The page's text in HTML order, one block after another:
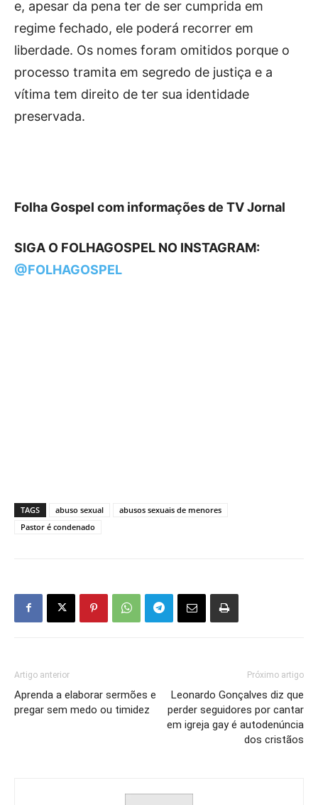
e, apesar da pena ter de ser cumprida em
regime fechado, ele poderá recorrer em
liberdade. Os nomes foram omitidos porque o
processo tramita em segredo de justiça e a
vítima tem direito de ter sua identidade
preservada.
Folha Gospel com informações de TV Jornal
SIGA O FOLHAGOSPEL NO INSTAGRAM:
@FOLHAGOSPEL
TAGS abuso sexual
abusos sexuais de menores
Pastor é condenado
Artigo anterior
Aprenda a elaborar sermões e
pregar sem medo ou timidez
Próximo artigo
Leonardo Gonçalves diz que
perder seguidores por cantar
em igreja gay é autodenúncia
dos cristãos